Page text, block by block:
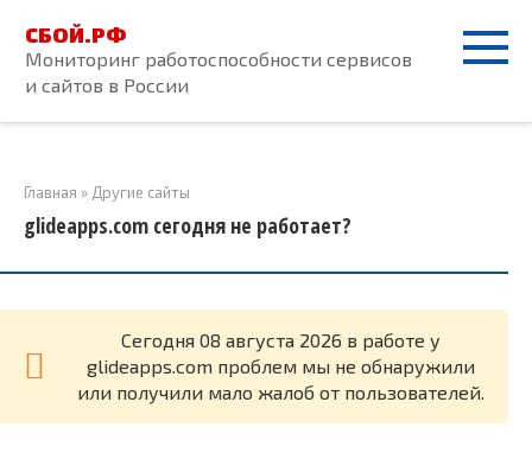
контенту
СБОЙ.РФ
Мониторинг работоспособности сервисов
и сайтов в России
Главная » Другие сайты
glideapps.com сегодня не работает?
Cегодня 08 августа 2026 в работе у
glideapps.com проблем мы не обнаружили
или получили мало жалоб от пользователей.